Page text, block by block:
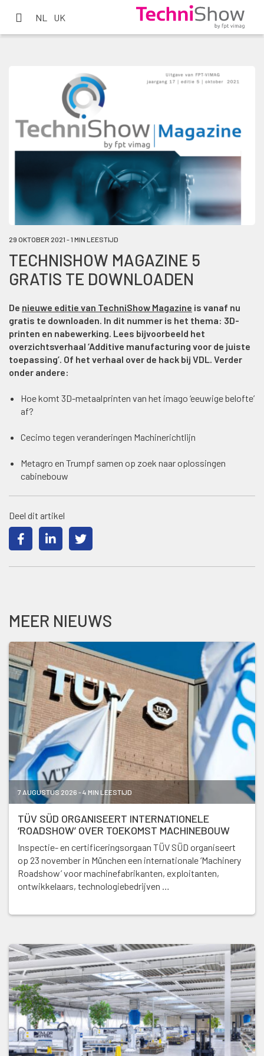
NL UK
29 OKTOBER 2021 - 1 MIN LEESTIJD
TECHNISHOW MAGAZINE 5
GRATIS TE DOWNLOADEN
De nieuwe editie van TechniShow Magazine is vanaf nu
gratis te downloaden. In dit nummer is het thema: 3D-
printen en nabewerking. Lees bijvoorbeeld het
overzichtsverhaal ‘Additive manufacturing voor de juiste
toepassing’. Of het verhaal over de hack bij VDL. Verder
onder andere:
Hoe komt 3D-metaalprinten van het imago ‘eeuwige belofte’
af?
Cecimo tegen veranderingen Machinerichtlijn
Metagro en Trumpf samen op zoek naar oplossingen
cabinebouw
Deel dit artikel
MEER NIEUWS
7 AUGUSTUS 2026 - 4 MIN LEESTIJD
TÜV SÜD ORGANISEERT INTERNATIONELE
‘ROADSHOW’ OVER TOEKOMST MACHINEBOUW
Inspectie- en certificeringsorgaan TÜV SÜD organiseert
op 23 november in München een internationale ‘Machinery
Roadshow’ voor machinefabrikanten, exploitanten,
ontwikkelaars, technologiebedrijven …